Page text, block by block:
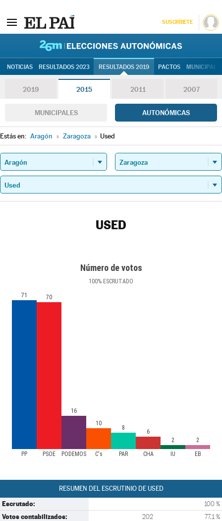
SUSCRÍBETE
NOTICIAS RESULTADOS 2023 RESULTADOS 2019 PACTOS
2019 2015 2011 2007
MUNICIPALES AUTONÓMICAS
Estás en: Aragón » Zaragoza » Used
USED
Número de votos
100% ESCRUTADO
PP PSOE PODEMOS C's PAR CHA IU EB
71 70
16
10
8
6
2
2
RESUMEN DEL ESCRUTINIO DE USED
Escrutado: 100 %
Votos contabilizados: 202 77,1 %